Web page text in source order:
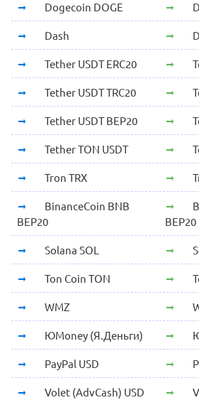
Dogecoin DOGE
Dash
Tether USDT ERC20
Tether USDT TRC20
Tether USDT BEP20
Tether TON USDT
Tron TRX
BinanceCoin BNB
BEP20
BEP20
Solana SOL
Ton Coin TON
WMZ
ЮMoney (Я.Деньги)
PayPal USD
Volet (AdvCash) USD